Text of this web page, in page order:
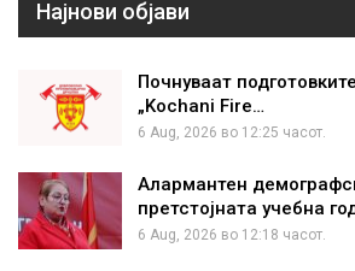
Најнови објави
Почнуваат
„Kochani Fire…
6 Aug, 2026 во 12:25 часот.
Алармантен
претстојната учебна
6 Aug, 2026 во 12:18 часот.